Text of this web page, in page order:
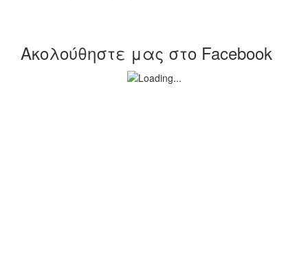
Ακολούθηστε μας στο Facebook